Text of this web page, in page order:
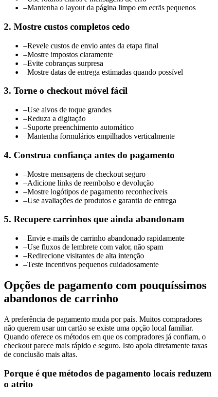
–Mantenha o layout da página limpo em ecrãs pequenos
2. Mostre custos completos cedo
–Revele custos de envio antes da etapa final
–Mostre impostos claramente
–Evite cobranças surpresa
–Mostre datas de entrega estimadas quando possível
3. Torne o checkout móvel fácil
–Use alvos de toque grandes
–Reduza a digitação
–Suporte preenchimento automático
–Mantenha formulários empilhados verticalmente
4. Construa confiança antes do pagamento
–Mostre mensagens de checkout seguro
–Adicione links de reembolso e devolução
–Mostre logótipos de pagamento reconhecíveis
–Use avaliações de produtos e garantia de entrega
5. Recupere carrinhos que ainda abandonam
–Envie e-mails de carrinho abandonado rapidamente
–Use fluxos de lembrete com valor, não spam
–Redirecione visitantes de alta intenção
–Teste incentivos pequenos cuidadosamente
Opções de pagamento com pouquíssimos
abandonos de carrinho
A preferência de pagamento muda por país. Muitos compradores
não querem usar um cartão se existe uma opção local familiar.
Quando oferece os métodos em que os compradores já confiam, o
checkout parece mais rápido e seguro. Isto apoia diretamente taxas
de conclusão mais altas.
Porque é que métodos de pagamento locais reduzem
o atrito